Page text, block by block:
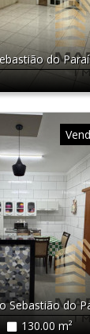
do
Sebastião do
130.00 m²